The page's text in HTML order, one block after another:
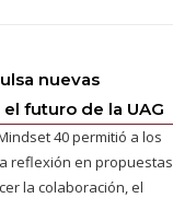
nuevas
futuro de la UAG
40 permitió a los
reflexión en propuestas
la colaboración, el